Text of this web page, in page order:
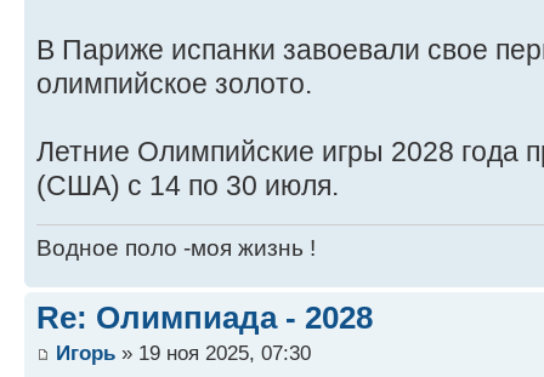
В Париже испанки завоевали свое
олимпийское золото.
Летние Олимпийские игры 2028 года
(США) с 14 по 30 июля.
Водное поло -моя жизнь !
Re: Олимпиада - 2028
Игорь » 19 ноя 2025, 07:30